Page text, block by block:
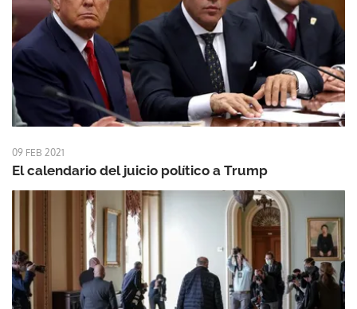
09 FEB 2021
El calendario del juicio político a Trump